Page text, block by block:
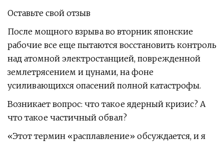
Оставьте свой отзыв
После мощного взрыва во вторник японские
рабочие все еще пытаются восстановить контроль
над атомной электростанцией, поврежденной
землетрясением и цунами, на фоне
усиливающихся опасений полной катастрофы.
Возникает вопрос: что такое ядерный кризис? А
что такое частичный обвал?
«Этот термин «расплавление» обсуждается, и я